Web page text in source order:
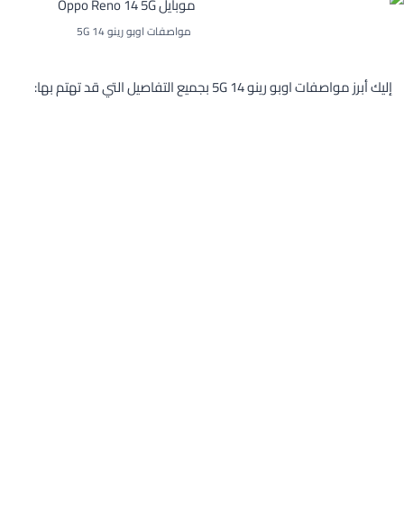
مواصفات اوبو رينو 14 5G
إليك أبرز مواصفات اوبو رينو 14 5G بجميع التفاصيل التي قد تهتم بها: